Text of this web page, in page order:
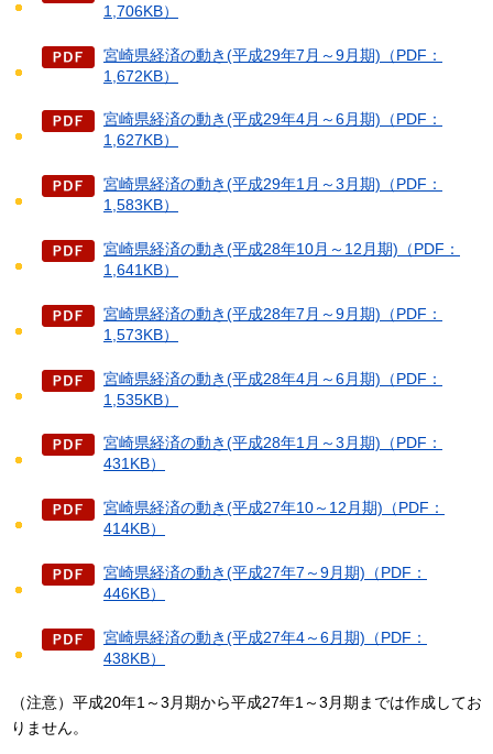
1,706KB）
宮崎県経済の動き(平成29年7月～9月期)（PDF：
1,672KB）
宮崎県経済の動き(平成29年4月～6月期)（PDF：
1,627KB）
宮崎県経済の動き(平成29年1月～3月期)（PDF：
1,583KB）
宮崎県経済の動き(平成28年10月～12月期)（PDF：
1,641KB）
宮崎県経済の動き(平成28年7月～9月期)（PDF：
1,573KB）
宮崎県経済の動き(平成28年4月～6月期)（PDF：
1,535KB）
宮崎県経済の動き(平成28年1月～3月期)（PDF：
431KB）
宮崎県経済の動き(平成27年10～12月期)（PDF：
414KB）
宮崎県経済の動き(平成27年7～9月期)（PDF：
446KB）
宮崎県経済の動き(平成27年4～6月期)（PDF：
438KB）
（注意）平成20年1～3月期から平成27年1～3月期までは作成してお
りません。